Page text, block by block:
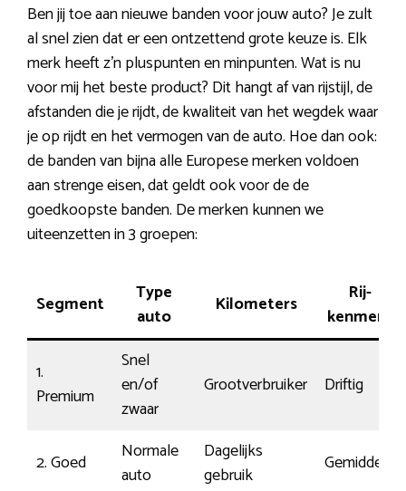
Ben jij toe aan nieuwe banden voor jouw auto? Je zult
al snel zien dat er een ontzettend grote keuze is. Elk
merk heeft z’n pluspunten en minpunten. Wat is nu
voor mij het beste product? Dit hangt af van rijstijl, de
afstanden die je rijdt, de kwaliteit van het wegdek waar
je op rijdt en het vermogen van de auto. Hoe dan ook:
de banden van bijna alle Europese merken voldoen
aan strenge eisen, dat geldt ook voor de de
goedkoopste banden. De merken kunnen we
uiteenzetten in 3 groepen:
Segment
Type
auto
Kilometers
Rij-
kenmerk
1.
Premium
Snel
en/of
zwaar
Grootverbruiker Driftig
2. Goed
Normale
auto
Dagelijks
gebruik
Gemiddeld